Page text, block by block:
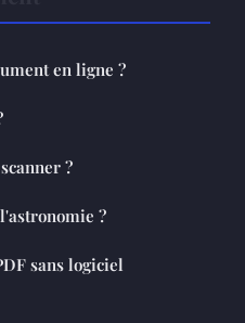
en ligne ?
?
?
sans logiciel